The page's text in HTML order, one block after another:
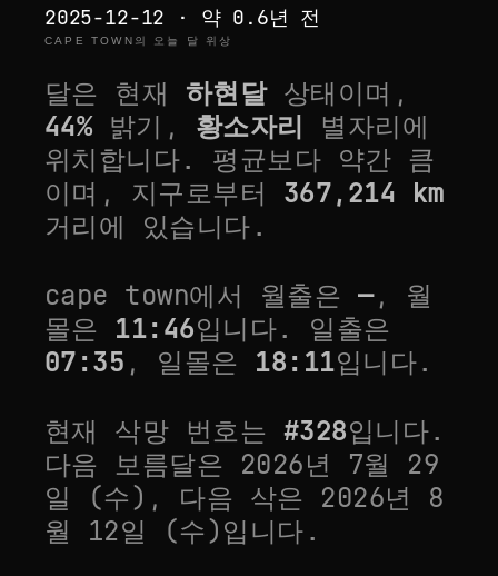
2025-12-12 · 약 0.6년 전
CAPE TOWN의 오늘 달 위상
달은 현재 하현달상태이며,
44%밝기, 황소자리 별자리에
위치합니다. 평균보다 약간 큼
이며, 지구로부터 367,214 km
거리에 있습니다.
cape town에서 월출은 —, 월
몰은 11:46입니다. 일출은
07:35 , 일몰은 18:11입니다.
현재 삭망 번호는 #328입니다.
다음 보름달은 2026년 7월 29
일 (수) , 다음 삭은 2026년 8
월 12일 (수)입니다.